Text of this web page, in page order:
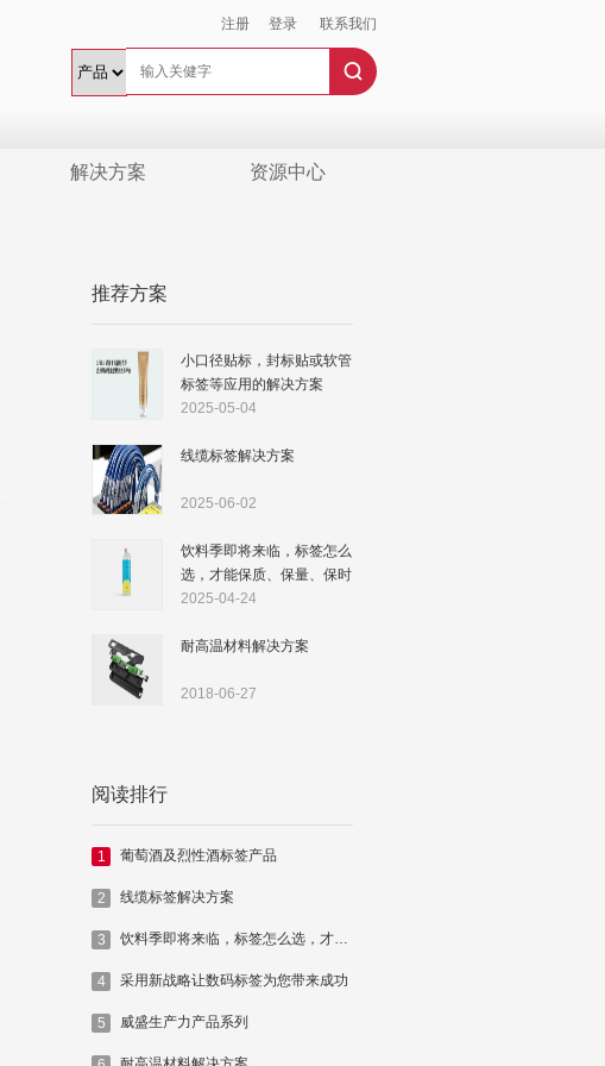
注册 登录 联系我们
解决方案 资源中心
推荐方案
小口径贴标，封标贴或软管
标签等应用的解决方案
2025-05-04
线缆标签解决方案
2025-06-02
饮料季即将来临，标签怎么
选，才能保质、保量、保时
落地
2025-04-24
耐高温材料解决方案
2018-06-27
阅读排行
1 葡萄酒及烈性酒标签产品
2 线缆标签解决方案
3 饮料季即将来临，标签怎么选，才能保质、保量、保时落地
4 采用新战略让数码标签为您带来成功
5 威盛生产力产品系列